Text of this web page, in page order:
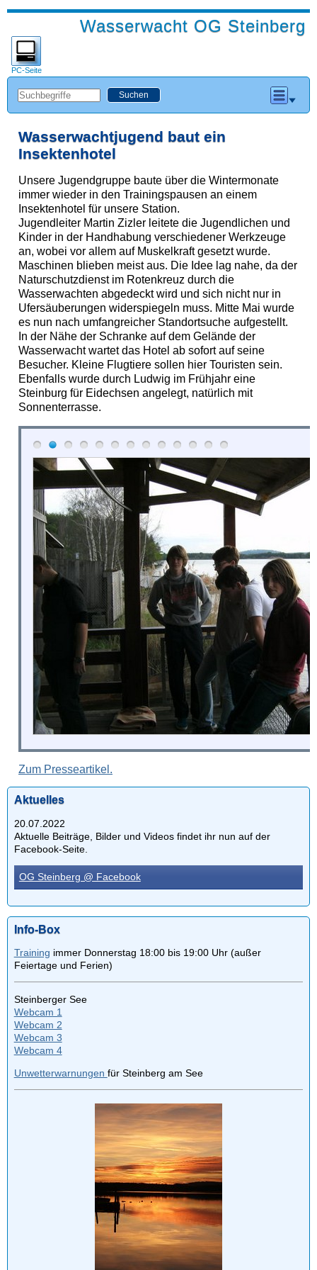
Wasserwacht OG Steinberg
PC-Seite
Wasserwachtjugend baut ein
Insektenhotel
Unsere Jugendgruppe baute über die Wintermonate
immer wieder in den Trainingspausen an einem
Insektenhotel für unsere Station.
Jugendleiter Martin Zizler leitete die Jugendlichen und
Kinder in der Handhabung verschiedener Werkzeuge
an, wobei vor allem auf Muskelkraft gesetzt wurde.
Maschinen blieben meist aus. Die Idee lag nahe, da der
Naturschutzdienst im Rotenkreuz durch die
Wasserwachten abgedeckt wird und sich nicht nur in
Ufersäuberungen widerspiegeln muss. Mitte Mai wurde
es nun nach umfangreicher Standortsuche aufgestellt.
In der Nähe der Schranke auf dem Gelände der
Wasserwacht wartet das Hotel ab sofort auf seine
Besucher. Kleine Flugtiere sollen hier Touristen sein.
Ebenfalls wurde durch Ludwig im Frühjahr eine
Steinburg für Eidechsen angelegt, natürlich mit
Sonnenterrasse.
Zum Presseartikel.
Aktuelles
20.07.2022
Aktuelle Beiträge, Bilder und Videos findet ihr nun auf der
Facebook-Seite.
OG Steinberg @ Facebook
Info-Box
Training immer Donnerstag 18:00 bis 19:00 Uhr (außer
Feiertage und Ferien)
Steinberger See
Webcam 1
Webcam 2
Webcam 3
Webcam 4
Unwetterwarnungen für Steinberg am See